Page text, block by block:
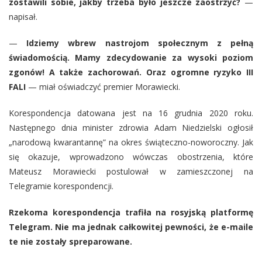
napisał.
— Idziemy wbrew nastrojom społecznym z pełną
świadomością. Mamy zdecydowanie za wysoki poziom
zgonów! A także zachorowań. Oraz ogromne ryzyko III
FALI — miał oświadczyć premier Morawiecki.
Korespondencja datowana jest na 16 grudnia 2020 roku.
Następnego dnia minister zdrowia Adam Niedzielski ogłosił
„narodową kwarantannę” na okres świąteczno-noworoczny. Jak
się okazuje, wprowadzono wówczas obostrzenia, które
Mateusz Morawiecki postulował w zamieszczonej na
Telegramie korespondencji.
Rzekoma korespondencja trafiła na rosyjską platformę
Telegram. Nie ma jednak całkowitej pewności, że e-maile
te nie zostały spreparowane.